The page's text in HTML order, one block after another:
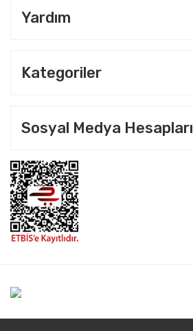
Yardım
Kategoriler
Sosyal Medya Hesapları